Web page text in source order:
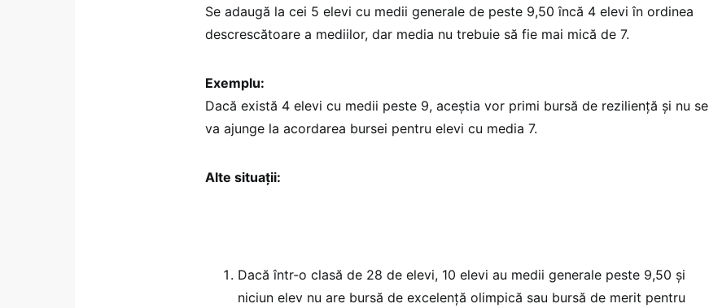
Se adaugă la cei 5 elevi cu medii generale de peste 9,50 încă 4 elevi în ordinea
descrescătoare a mediilor, dar media nu trebuie să fie mai mică de 7.
Exemplu:
Dacă există 4 elevi cu medii peste 9, aceștia vor primi bursă de reziliență și nu se
va ajunge la acordarea bursei pentru elevi cu media 7.
Alte situații:
Dacă într-o clasă de 28 de elevi, 10 elevi au medii generale peste 9,50 și
niciun elev nu are bursă de excelență olimpică sau bursă de merit pentru